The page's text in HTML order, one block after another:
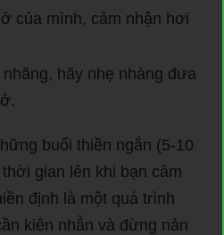
của mình, cảm nhận hơi
hãy nhẹ nhàng đưa
buổi thiền ngắn (5-10
gian lên khi bạn cảm
định là một quá trình
kiên nhẫn và đừng nản